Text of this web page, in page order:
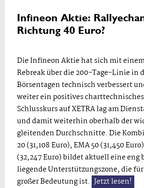
Infineon Aktie:
Richtung 40 Euro?
Die Infineon Aktie hat sich mit
Rebreak über die 200-Tage-Linie in
Börsentagen technisch verbessert
weiter ein positives
Schlusskurs auf XETRA lag am
und damit weiterhin oberhalb der
gleitenden Durchschnitte. Die
20 (31,108 Euro), EMA 50 (31,450
(32,247 Euro) bildet aktuell eine eng
liegende Unterstützungszone, die
großer Bedeutung ist. Jetzt lesen!